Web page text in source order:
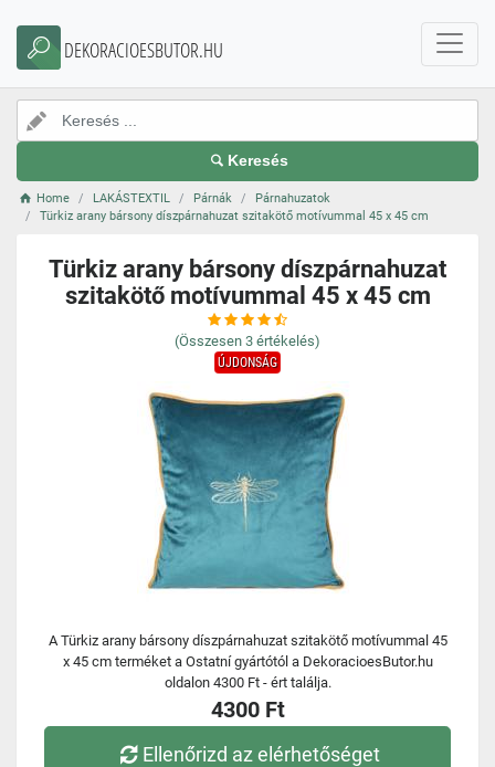
DEKORACIOESBUTOR.HU
Keresés
Home LAKÁSTEXTIL Párnák
Párnahuzatok
Türkiz arany bársony díszpárnahuzat szitakötő motívummal 45 x 45 cm
Türkiz arany bársony díszpárnahuzat
szitakötő motívummal 45 x 45 cm
(Összesen 3 értékelés)
ÚJDONSÁG
A Türkiz arany bársony díszpárnahuzat szitakötő motívummal 45
x 45 cm terméket a Ostatní gyártótól a DekoracioesButor.hu
oldalon 4300 Ft - ért találja.
4300 Ft
Ellenőrizd az elérhetőséget